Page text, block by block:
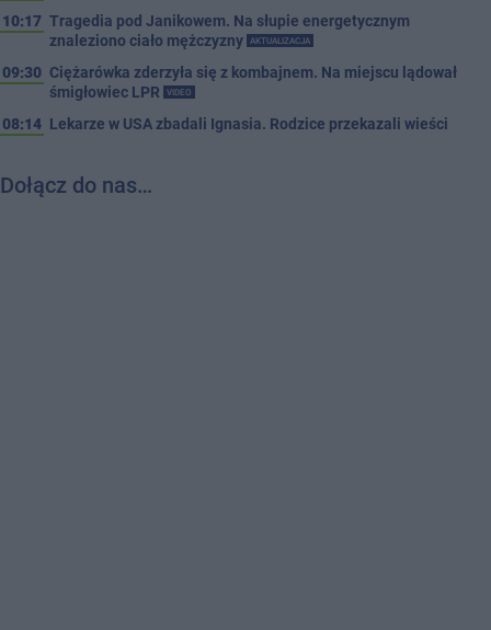
10:17 Tragedia pod Janikowem. Na słupie energetycznym
znaleziono ciało mężczyzny
AKTUALIZACJA
09:30 Ciężarówka zderzyła się z kombajnem. Na miejscu lądował
śmigłowiec LPR
VIDEO
08:14 Lekarze w USA zbadali Ignasia. Rodzice przekazali wieści
Dołącz do nas…